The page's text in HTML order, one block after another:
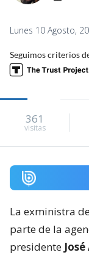
Lunes 10 Agosto,
Seguimos criterios
361
visitas
La exministra
parte de la
presidente